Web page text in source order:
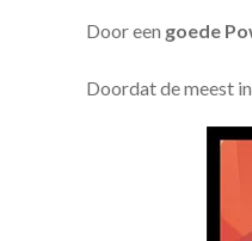
Door een goede
Doordat de meest